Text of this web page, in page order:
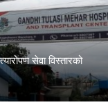
सेवा विस्तारको